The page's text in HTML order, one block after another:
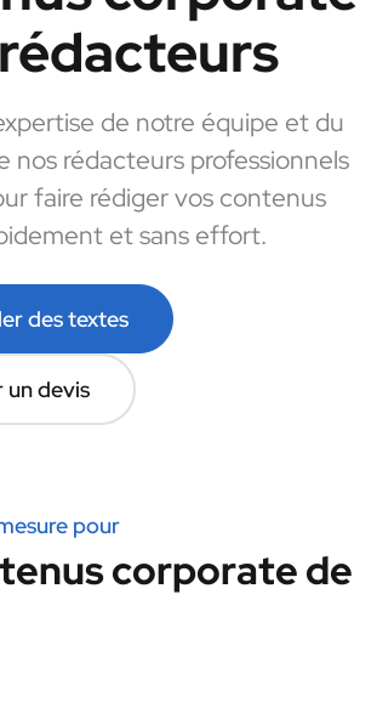
de notre équipe et du
nos rédacteurs professionnels
faire rédiger vos contenus
et sans effort.
des textes
un devis
pour
corporate de